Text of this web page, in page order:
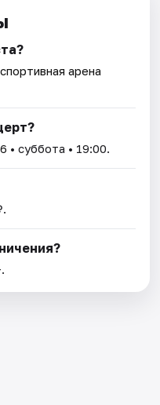
арена
• суббота • 19:00.